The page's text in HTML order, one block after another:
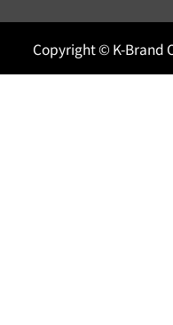
Copyright © K-Brand